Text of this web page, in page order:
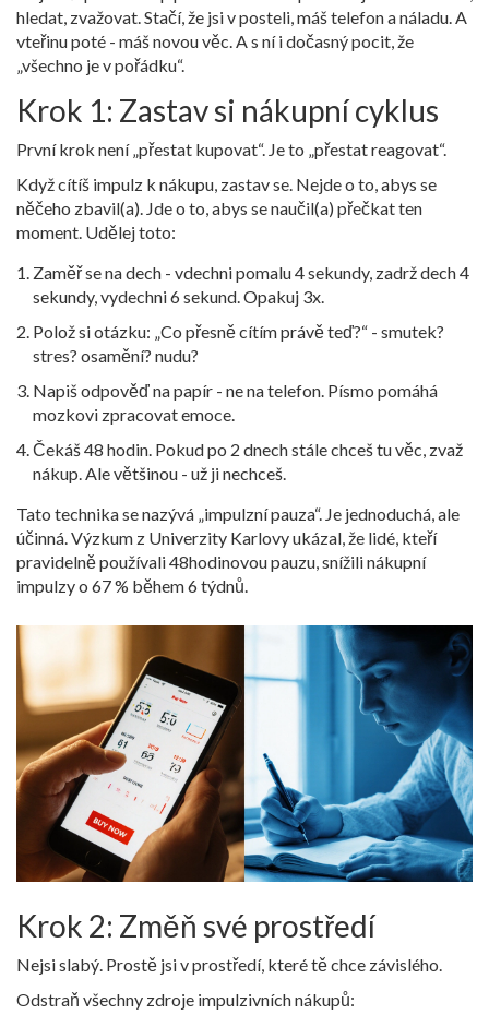
hledat, zvažovat. Stačí, že jsi v posteli, máš telefon a náladu. A
vteřinu poté - máš novou věc. A s ní i dočasný pocit, že
„všechno je v pořádku“.
Krok 1: Zastav si nákupní cyklus
První krok není „přestat kupovat“. Je to „přestat reagovat“.
Když cítíš impulz k nákupu, zastav se. Nejde o to, abys se
něčeho zbavil(a). Jde o to, abys se naučil(a) přečkat ten
moment. Udělej toto:
Zaměř se na dech - vdechni pomalu 4 sekundy, zadrž dech 4
sekundy, vydechni 6 sekund. Opakuj 3x.
Polož si otázku: „Co přesně cítím právě teď?“ - smutek?
stres? osamění? nudu?
Napiš odpověď na papír - ne na telefon. Písmo pomáhá
mozkovi zpracovat emoce.
Čekáš 48 hodin. Pokud po 2 dnech stále chceš tu věc, zvaž
nákup. Ale většinou - už ji nechceš.
Tato technika se nazývá „impulzní pauza“. Je jednoduchá, ale
účinná. Výzkum z Univerzity Karlovy ukázal, že lidé, kteří
pravidelně používali 48hodinovou pauzu, snížili nákupní
impulzy o 67 % během 6 týdnů.
Krok 2: Změň své prostředí
Nejsi slabý. Prostě jsi v prostředí, které tě chce závislého.
Odstraň všechny zdroje impulzivních nákupů: